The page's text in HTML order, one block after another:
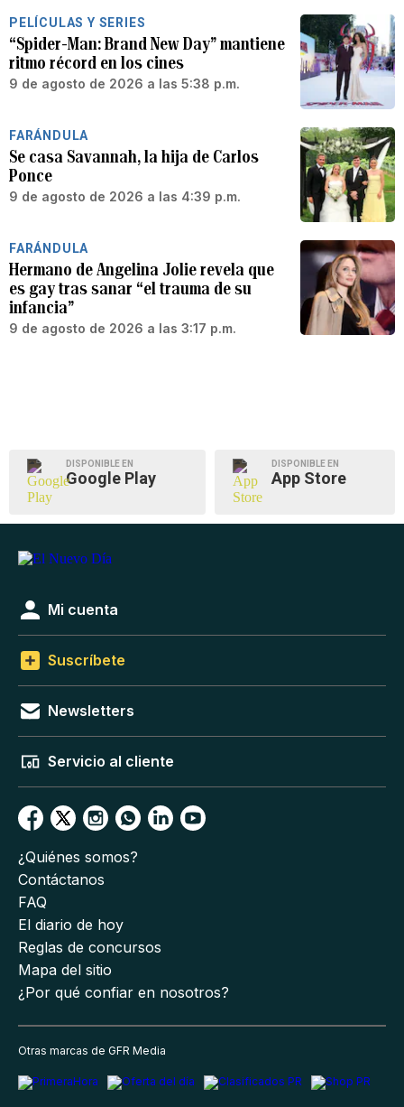
PELÍCULAS Y SERIES
“Spider-Man: Brand New Day” mantiene
ritmo récord en los cines
9 de agosto de 2026 a las 5:38 p.m.
FARÁNDULA
Se casa Savannah, la hija de Carlos
Ponce
9 de agosto de 2026 a las 4:39 p.m.
FARÁNDULA
Hermano de Angelina Jolie revela que
es gay tras sanar “el trauma de su
infancia”
9 de agosto de 2026 a las 3:17 p.m.
DISPONIBLE EN
Google Play
DISPONIBLE EN
App Store
Mi cuenta
Suscríbete
Newsletters
Servicio al cliente
¿Quiénes somos?
Contáctanos
FAQ
El diario de hoy
Reglas de concursos
Mapa del sitio
¿Por qué confiar en nosotros?
Otras marcas de GFR Media